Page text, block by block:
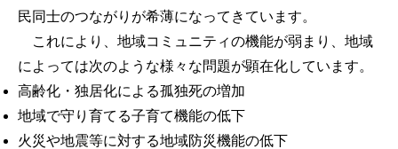
民同士のつながりが希薄になってきています。
これにより、地域コミュニティの機能が弱まり、地域
によっては次のような様々な問題が顕在化しています。
高齢化・独居化による孤独死の増加
地域で守り育てる子育て機能の低下
火災や地震等に対する地域防災機能の低下